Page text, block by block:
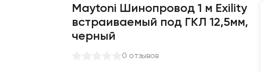
системы
для трековых систем
Maytoni Шинопровод 1 м Exility
встраиваемый под ГКЛ 12,5мм,
черный
0 отзывов